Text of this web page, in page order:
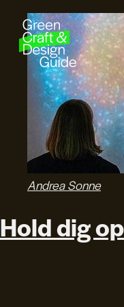
Andrea Sonne
Hold dig